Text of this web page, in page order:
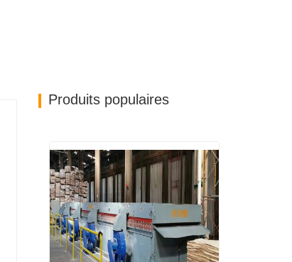
Produits populaires